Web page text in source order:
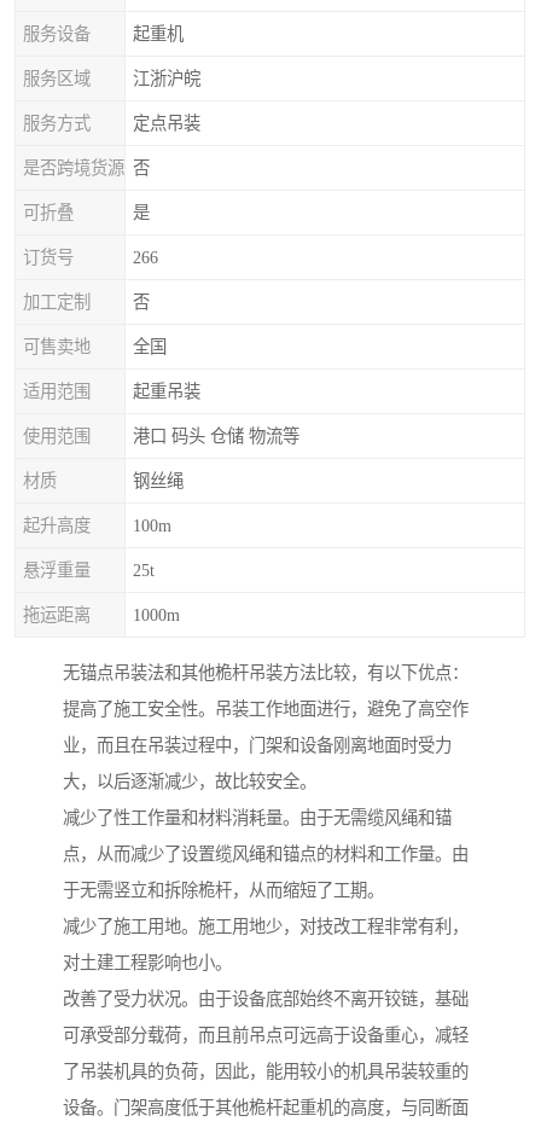
服务设备 起重机
服务区域 江浙沪皖
服务方式 定点吊装
是否跨境货源 否
可折叠 是
订货号 266
加工定制 否
可售卖地 全国
适用范围 起重吊装
使用范围 港口 码头 仓储 物流等
材质 钢丝绳
起升高度 100m
悬浮重量 25t
拖运距离 1000m
无锚点吊装法和其他桅杆吊装方法比较，有以下优点：
提高了施工安全性。吊装工作地面进行，避免了高空作
业，而且在吊装过程中，门架和设备刚离地面时受力
大，以后逐渐减少，故比较安全。
减少了性工作量和材料消耗量。由于无需缆风绳和锚
点，从而减少了设置缆风绳和锚点的材料和工作量。由
于无需竖立和拆除桅杆，从而缩短了工期。
减少了施工用地。施工用地少，对技改工程非常有利，
对土建工程影响也小。
改善了受力状况。由于设备底部始终不离开铰链，基础
可承受部分载荷，而且前吊点可远高于设备重心，减轻
了吊装机具的负荷，因此，能用较小的机具吊装较重的
设备。门架高度低于其他桅杆起重机的高度，与同断面